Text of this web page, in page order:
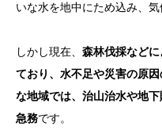
いな水を地中にため込み、
しかし現在、 森林伐採など
ており、水不足や災害の原因
な地域では、治山治水や地
急務です。